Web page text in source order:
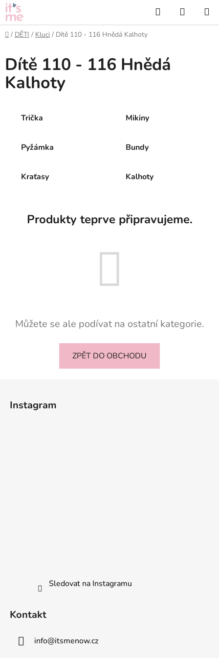
Přejít
na
obsah
Hledat
KOŠÍK
Domů
/ DĚTI / Kluci / Dítě 110 - 116 Hnědá Kalhoty
Dítě 110 - 116 Hnědá
Kalhoty
Trička Mikiny
Pyžámka Bundy
Kraťasy Kalhoty
Produkty teprve připravujeme.
Můžete se ale podívat na ostatní kategorie.
ZPĚT DO OBCHODU
Instagram
Sledovat na Instagramu
Kontakt
info@itsmenow.cz